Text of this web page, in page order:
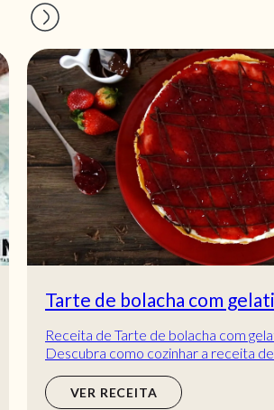
Tarte de bolacha com
Receita de Tarte de bolacha com
Descubra como cozinhar a receita
c...
VER RECEITA